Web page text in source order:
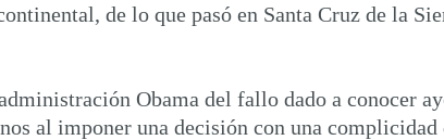
de lo que pasó en Santa Cruz de la
Obama del fallo dado a conocer
al imponer una decisión con una